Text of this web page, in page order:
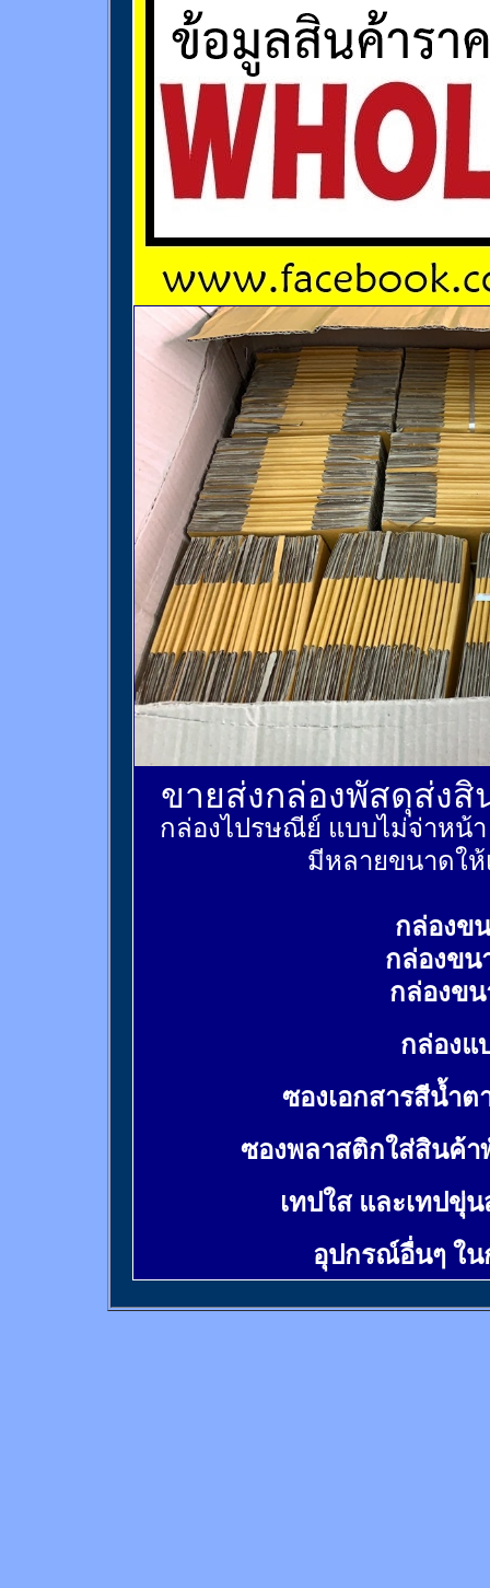
ขายส่งกล่องพัสดุส่ง
กล่องไปรษณีย์ แบบไม่จ่าหน้
มีหลายขนาดให้
กล่องข
กล่องขน
กล่องข
กล่องแ
ซองเอกสารสีน้ำต
ซองพลาสติกใส่สินค้า
เทปใส และเทปขุ่
อุปกรณ์อื่นๆ ใ